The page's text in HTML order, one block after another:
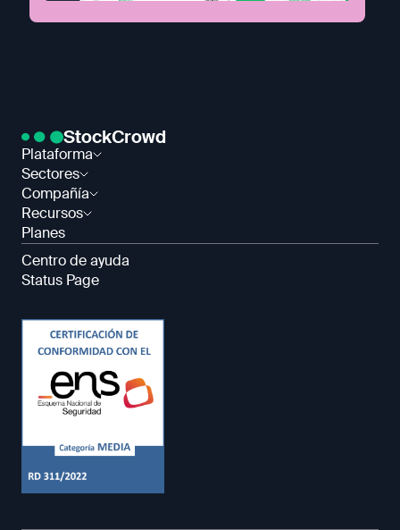
StockCrowd
Plataforma
Sectores
Compañía
Recursos
Planes
Centro de ayuda
Status Page